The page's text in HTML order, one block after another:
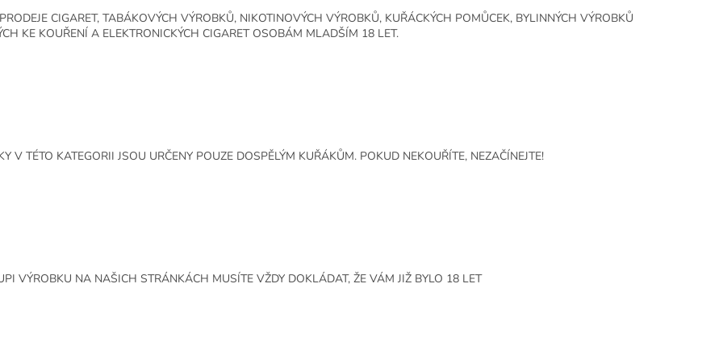
d
a
c
v
ý
o
v
CIGARET, TABÁKOVÝCH VÝROBKŮ, NIKOTINOVÝCH VÝROBKŮ, KUŘÁCKÝCH POMŮCEK, BYLINNÝCH VÝROBKŮ
KE KOUŘENÍ A ELEKTRONICKÝCH CIGARET OSOBÁM MLADŠÍM 18 LET.
V TÉTO KATEGORII JSOU URČENY POUZE DOSPĚLÝM KUŘÁKŮM. POKUD NEKOUŘÍTE, NEZAČÍNEJTE!
VÝROBKU NA NAŠICH STRÁNKÁCH MUSÍTE VŽDY DOKLÁDAT, ŽE VÁM JIŽ BYLO 18 LET